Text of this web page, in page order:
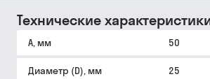
Технические
A, мм 50
Диаметр (D), мм 25